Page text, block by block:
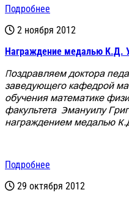
Подробнее
2 ноября 2012
Награждение медалью К.Д.
Поздравляем доктора
заведующего кафедрой
обучения математике
факультета Эмануилу
награждением медалью
Подробнее
29 октября 2012